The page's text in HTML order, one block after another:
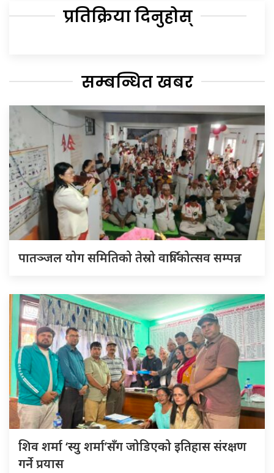
प्रतिक्रिया दिनुहोस्
सम्बन्धित खबर
पातञ्जल योग समितिको तेस्रो वार्षिकोत्सव सम्पन्न
शिव शर्मा ‘स्यु शर्मा’सँग जोडिएको इतिहास संरक्षण
गर्ने प्रयास